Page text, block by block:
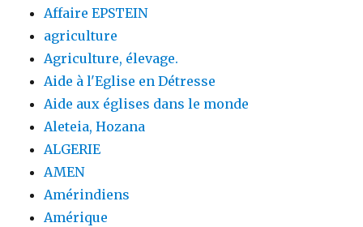
Affaire EPSTEIN
agriculture
Agriculture, élevage.
Aide à l'Eglise en Détresse
Aide aux églises dans le monde
Aleteia, Hozana
ALGERIE
AMEN
Amérindiens
Amérique